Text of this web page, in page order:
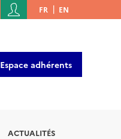
Menu
du
de
l'utilisateur
FR EN
Espace adhérents
ACTUALITÉS